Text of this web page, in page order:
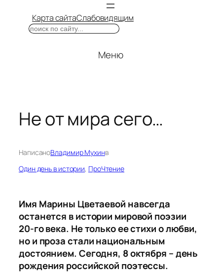
Карта сайтаСлабовидящим
Поиск
Меню
Не от мира сего…
НаписаноВладимир Мухинв
Один день в истории, ПроЧтение
Имя Марины Цветаевой навсегда
останется в истории мировой поэзии
20-го века. Не только ее стихи о любви,
но и проза стали национальным
достоянием. Сегодня, 8 октября – день
рождения российской поэтессы.